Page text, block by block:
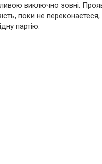
виключно зовні.
поки не
партію.